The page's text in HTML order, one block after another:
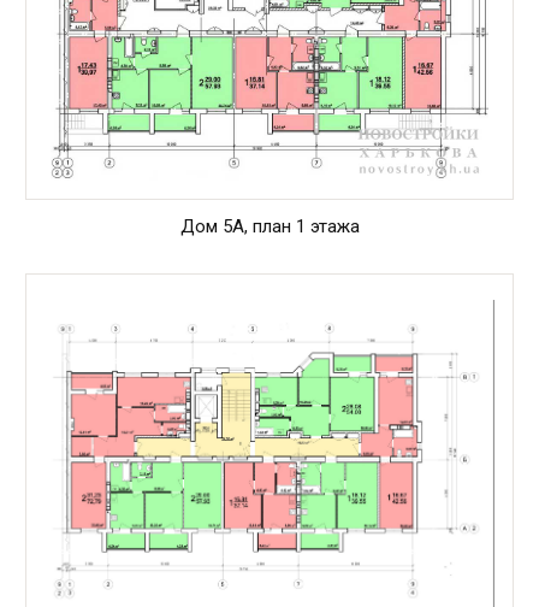
Дом 5А, план 1 этажа